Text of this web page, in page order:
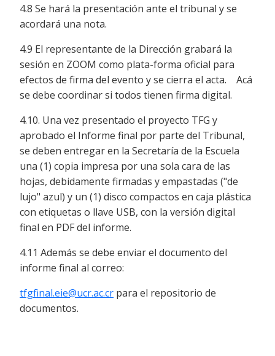
4.8 Se hará la presentación ante el tribunal y se
acordará una nota.
4.9 El representante de la Dirección grabará la
sesión en ZOOM como plata-forma oficial para
efectos de firma del evento y se cierra el acta. Acá
se debe coordinar si todos tienen firma digital.
4.10. Una vez presentado el proyecto TFG y
aprobado el Informe final por parte del Tribunal,
se deben entregar en la Secretaría de la Escuela
una (1) copia impresa por una sola cara de las
hojas, debidamente firmadas y empastadas ("de
lujo" azul) y un (1) disco compactos en caja plástica
con etiquetas o llave USB, con la versión digital
final en PDF del informe.
4.11 Además se debe enviar el documento del
informe final al correo:
tfgfinal.eie@ucr.ac.cr para el repositorio de
documentos.